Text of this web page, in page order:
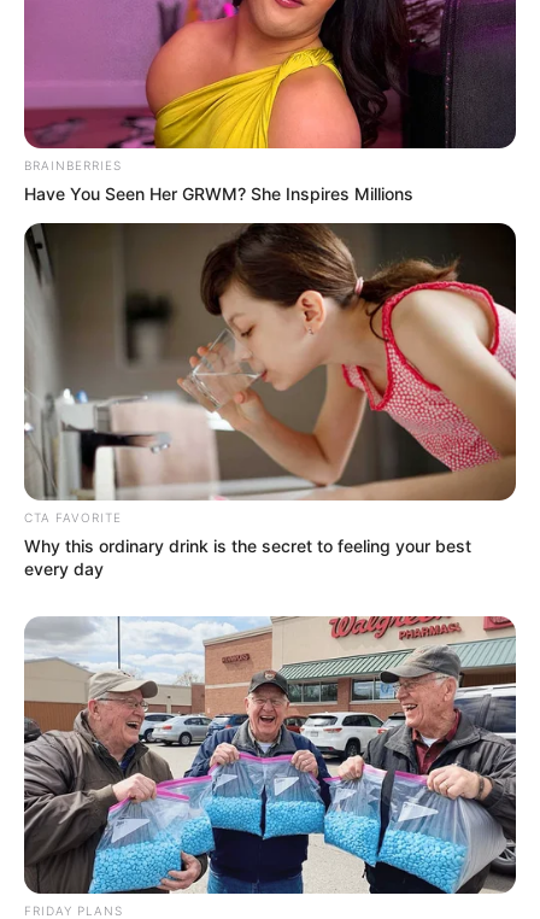
Η ΕΛΛΑΔΑ ΕΧΕΙ ΠΛΕΟΝ ΠΡΟΣΤΑΣΙΑ ….Ο
“ΘΕΟΣ” ΕΧΕΙ ΒΑΛΕΙ ΥΠΟΓΡΑΦΗ ΚΑΙ ΔΕΝ
ΤΗΝ ΕΧΕΙ ΠΑΡΕΙ ΠΟΤΕ ΠΙΣΩ
Η ΕΛΛΑΔΑ ΕΧΕΙ ΠΛΕΟΝ ΠΡΟΣΤΑΣΙΑ ….Ο “ΘΕΟΣ” ΕΧΕΙ ΒΑΛΕΙ
ΚΩΣΤΗΣ ΣΠΗΛΙΩΤΟΠΟΥΛΟΣ ΣΤΟ ΚΕΙΜΕΝΟ ΠΟΥ...
ΑΥΤΟΙ ΠΟΥ ΔΗΘΕΝ ΜΑΣ ΠΡΟΣΤΑΤΕΥΟΥΝ
ΑΥΤΟΙ ΠΟΥ ΔΗΘΕΝ ΜΑΣ ΠΡΟΣΤΑΤΕΥΟΥΝ ΑΠΟ ΤΟΝ ΙΟ, ΕΙΝΑΙ
ΑΥΤΟΙ ΠΟΥ ΤΕΛΙΚΑ ΜΑΣ ΩΘΟΥΝ ΠΡΟΣ ΤΟΝ ΘΑΝΑΤΟ……….
ΕΧΟΥΝΕ ΒΑΛΕΙ ΛΥΤΟΥΣ ΚΑΙ ΔΕΜΕΝΟΥΣ ΝΑ ΜΑΣ ΠΕΙΣΟΥΝ...
ΚΟΙΝΩΝΙΚΑ ΔΙΚΤΥΑ
FACEBOOK ΑΡΈΣΕΙ
YOUTUBE ΕΓΓΡΑΦΕΊΤΕ
EMAIL ΑΚΟΛΟΥΘΉΣΤΕ
BRAINBERRIES
Have You Seen Her GRWM? She Inspires Millions
CTA FAVORITE
Why this ordinary drink is the secret to feeling your best
every day
FRIDAY PLANS